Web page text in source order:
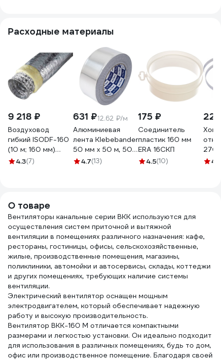
Расходные материалы
9 218 ₽
Воздуховод
гибкий ISODF-160
(10 м; 160 мм)
Diaflex
4.3(7)
631 ₽12.62 ₽/м
Алюминиевая
лента Klebebander
50 мм х 50 м, 50
мкм, в и/у, 116383
4.7(13)
175 ₽
Соединитель
пластик 160 мм
ERA 16СКП
4.5(10)
270/
4.6
О товаре
Вентиляторы канальные серии ВКК используются для
осуществления систем приточной и вытяжной
вентиляции в помещениях различного назначения: кафе,
рестораны, гостиницы, офисы, сельскохозяйственные,
жилые, производственные помещения, магазины,
поликлиники, автомойки и автосервисы, склады, коттеджи
и других помещениях, требующих наличие системы
вентиляции.
Электрический вентилятор оснащен мощным
электродвигателем, который обеспечивает надежную
работу и высокую производительность.
Вентилятор ВКК-160 М отличается компактными
размерами и легкостью установки. Он идеально подходит
для использования в различных помещениях, будь то дом,
офис или производственное помещение. Благодаря своей